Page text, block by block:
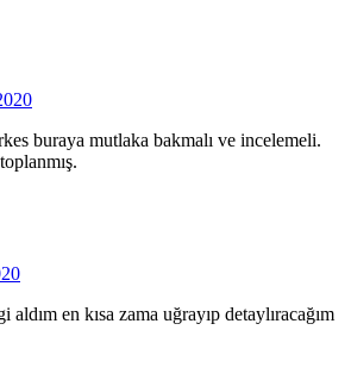
buraya mutlaka bakmalı ve incelemeli.
en kısa zama uğrayıp detaylıracağım